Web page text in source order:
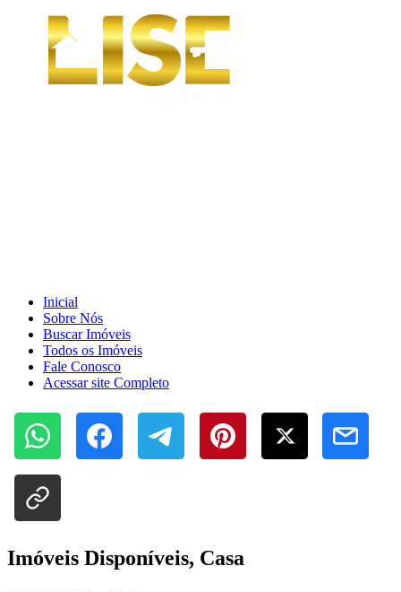
Inicial
Sobre Nós
Buscar Imóveis
Todos os Imóveis
Fale Conosco
Acessar site Completo
Imóveis Disponíveis, Casa